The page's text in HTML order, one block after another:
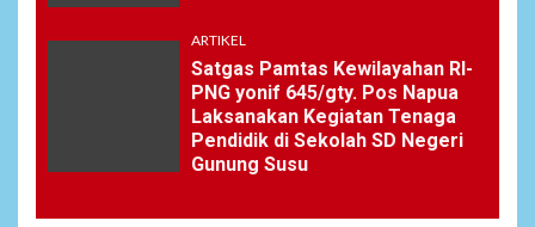
ARTIKEL
Satgas Pamtas Kewilayahan RI-
PNG yonif 645/gty. Pos Napua
Laksanakan Kegiatan Tenaga
Pendidik di Sekolah SD Negeri
Gunung Susu